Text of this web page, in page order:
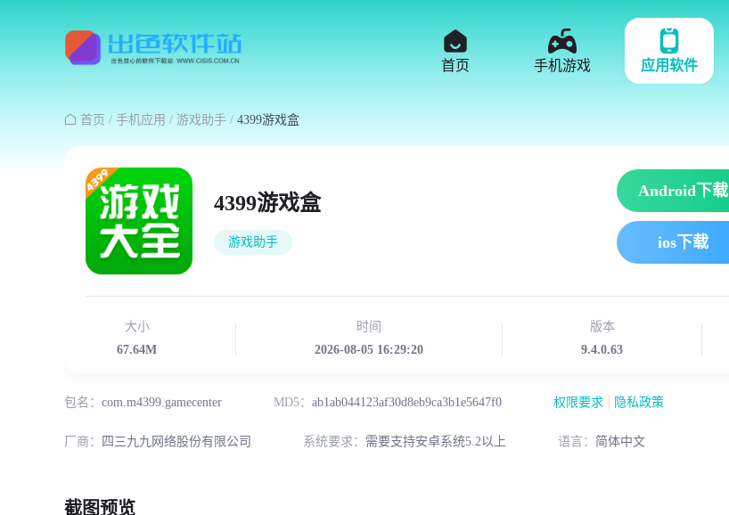
首页 手机游戏 应用软件
 首页 / 手机应用 / 游戏助手 / 4399游戏盒
4399游戏盒
游戏助手
Android下载
ios下载
大小
67.64M
时间
2026-08-05 16:29:20
版本
9.4.0.63
包名： com.m4399.gamecenter MD5： ab1ab044123af30d8eb9ca3b1e5647f0 权限要求 隐私政策
厂商： 四三九九网络股份有限公司 系统要求： 需要支持安卓系统5.2以上 语言： 简体中文
截图预览